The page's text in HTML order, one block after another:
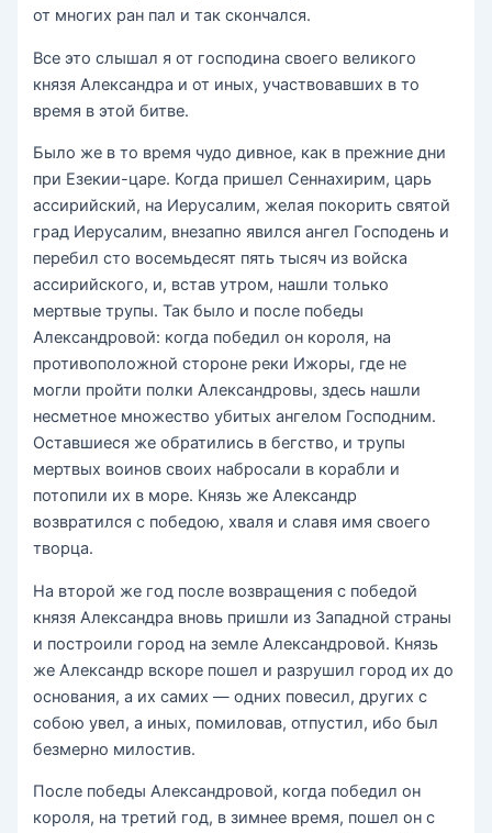
от многих ран пал и так скончался.
Все это слышал я от господина своего великого
князя Александра и от иных, участвовавших в то
время в этой битве.
Было же в то время чудо дивное, как в прежние дни
при Езекии-царе. Когда пришел Сеннахирим, царь
ассирийский, на Иерусалим, желая покорить святой
град Иерусалим, внезапно явился ангел Господень и
перебил сто восемьдесят пять тысяч из войска
ассирийского, и, встав утром, нашли только
мертвые трупы. Так было и после победы
Александровой: когда победил он короля, на
противоположной стороне реки Ижоры, где не
могли пройти полки Александровы, здесь нашли
несметное множество убитых ангелом Господним.
Оставшиеся же обратились в бегство, и трупы
мертвых воинов своих набросали в корабли и
потопили их в море. Князь же Александр
возвратился с победою, хваля и славя имя своего
творца.
На второй же год после возвращения с победой
князя Александра вновь пришли из Западной страны
и построили город на земле Александровой. Князь
же Александр вскоре пошел и разрушил город их до
основания, а их самих — одних повесил, других с
собою увел, а иных, помиловав, отпустил, ибо был
безмерно милостив.
После победы Александровой, когда победил он
короля, на третий год, в зимнее время, пошел он с